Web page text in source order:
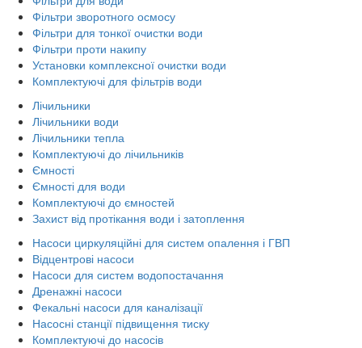
Фільтри зворотного осмосу
Фільтри для тонкої очистки води
Фільтри проти накипу
Установки комплексної очистки води
Комплектуючі для фільтрів води
Лічильники
Лічильники води
Лічильники тепла
Комплектуючі до лічильників
Ємності
Ємності для води
Комплектуючі до ємностей
Захист від протікання води і затоплення
Насоси циркуляційні для систем опалення і ГВП
Відцентрові насоси
Насоси для систем водопостачання
Дренажні насоси
Фекальні насоси для каналізації
Насосні станції підвищення тиску
Комплектуючі до насосів